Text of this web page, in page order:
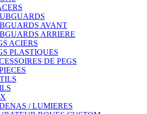
AVANT
ARRIERE
ACIERS
PLASTIQUES
DE PEGS
/ LUMIERES